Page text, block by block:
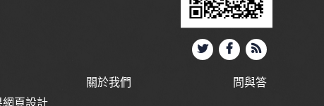
，每對新人在踏上紅毯的那一刻，都希望彼此能攜手餘生，卻不
增加了雙方產生衝突的機會，更別提來自原生家庭的婆媳問
麼？
關於我們 問與答
網頁設計